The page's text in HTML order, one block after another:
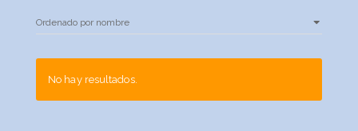
No hay resultados.